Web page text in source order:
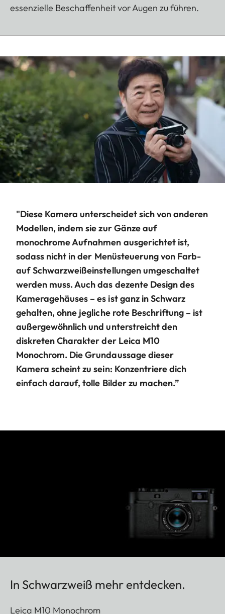
essenzielle Beschaffenheit vor Augen zu führen.
"Diese Kamera unterscheidet sich von anderen
Modellen, indem sie zur Gänze auf
monochrome Aufnahmen ausgerichtet ist,
sodass nicht in der Menüsteuerung von Farb-
auf Schwarzweißeinstellungen umgeschaltet
werden muss. Auch das dezente Design des
Kameragehäuses – es ist ganz in Schwarz
gehalten, ohne jegliche rote Beschriftung – ist
außergewöhnlich und unterstreicht den
diskreten Charakter der Leica M10
Monochrom. Die Grundaussage dieser
Kamera scheint zu sein: Konzentriere dich
einfach darauf, tolle Bilder zu machen.”
In Schwarzweiß mehr entdecken.
Leica M10 Monochrom